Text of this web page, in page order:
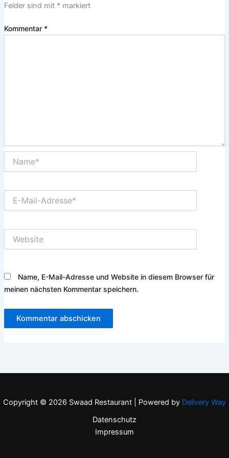
Felder sind mit *markiert
Kommentar *
Mail-
Name, E-Mail-Adresse und Website in diesem Browser für
meinen nächsten Kommentar speichern.
Copyright © 2026 Swaad Restaurant | Powered by Delivery Way
Datenschutz
Impressum